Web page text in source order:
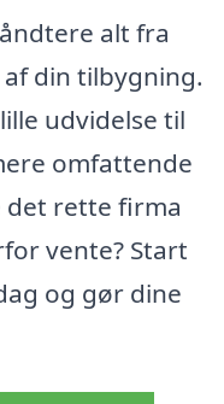
alt fra
din tilbygning.
udvidelse til
omfattende
det rette firma
vente? Start
og gør dine